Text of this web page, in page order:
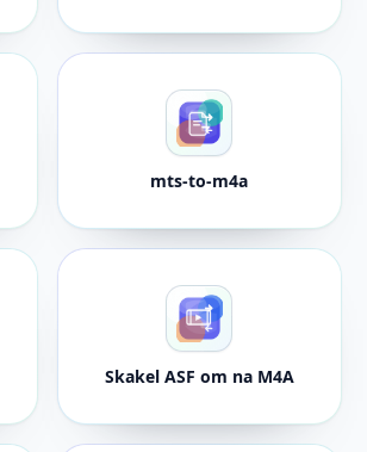
mts-to-m4a
Skakel ASF om na M4A